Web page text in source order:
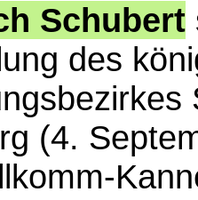
Schubert
des
(4.